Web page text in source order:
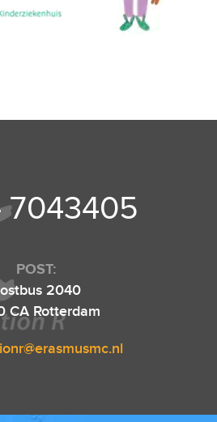
7043405
POST:
2040
CA Rotterdam